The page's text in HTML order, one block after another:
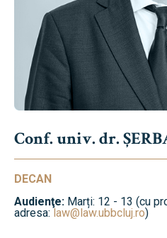
Conf. univ. dr.
DECAN
Audienţe: Marți: 12 - 13 (cu
adresa:law@law.ubbcluj.ro)